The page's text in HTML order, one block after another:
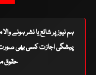
ہم نیوز پر شائع یا نشر ہونے
پیشگی اجازت کسی بھی صورت
حقوق